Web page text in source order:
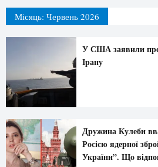
Місяць: Червень 2026
У США заявили про
Ірану
Дружина Кулеби
Росією ядерної
України”. Що